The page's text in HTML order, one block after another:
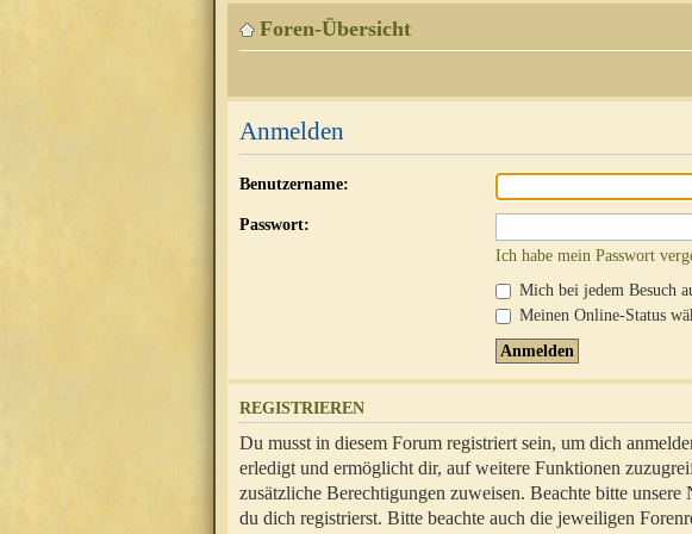
Foren-Übersicht
Anmelden
Benutzername:
Passwort:
Ich habe mein Passwort
Mich bei jedem Besuch
Meinen Online-Status
REGISTRIEREN
Du musst in diesem Forum registriert sein, um dich
erledigt und ermöglicht dir, auf weitere Funktionen
zusätzliche Berechtigungen zuweisen. Beachte bitte
du dich registrierst. Bitte beachte auch die jeweiligen